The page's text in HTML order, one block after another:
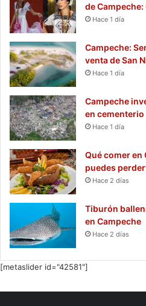
de
Hace 1 día
Campeche:
venta de San
Hace 1 día
Campeche
en cementerio
Hace 1 día
Qué comer en
puedes
Hace 2 días
Tiburón
en Campeche
Hace 2 días
[metaslider id="42581"]